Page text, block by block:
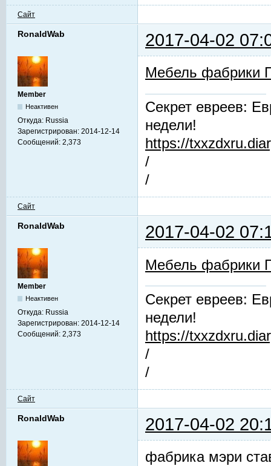
Сайт
RonaldWab 2017-04-02
Member
Неактивен
Откуда: Russia
Зарегистрирован: 2014-12-14
Сообщений: 2,373
Мебель фабрики
Секрет евреев:
недели!
https://
/
/
Сайт
RonaldWab 2017-04-02
Member
Неактивен
Откуда: Russia
Зарегистрирован: 2014-12-14
Сообщений: 2,373
Мебель фабрики
Секрет евреев:
недели!
https://
/
/
Сайт
RonaldWab 2017-04-02
фабрика мэри